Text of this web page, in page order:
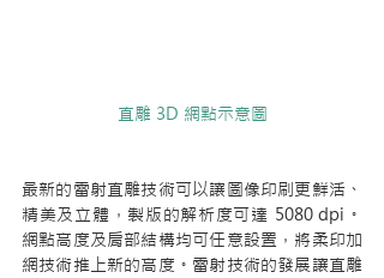
直雕 3D 網點示意圖
最新的雷射直雕技術可以讓圖像印刷更鮮活、
精美及立體，製版的解析度可達 5080 dpi。
網點高度及肩部結構均可任意設置，將柔印加
網技術推上新的高度。雷射技術的發展讓直雕